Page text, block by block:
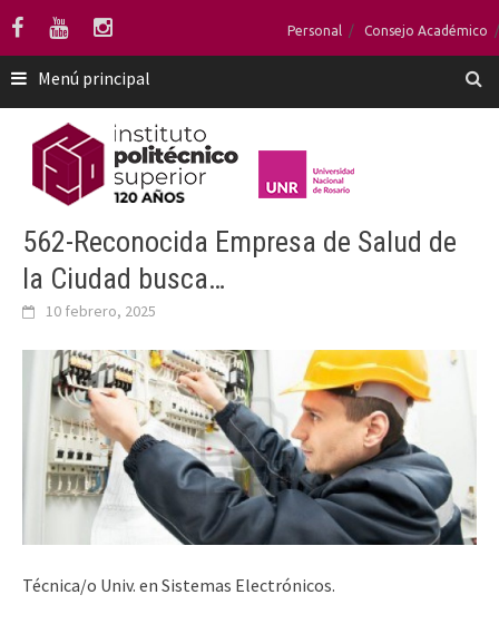
Saltar
contenido
Personal Consejo Académico
Menú principal
562-Reconocida Empresa de Salud de
la Ciudad busca…
10 febrero, 2025
Técnica/o Univ. en Sistemas Electrónicos.